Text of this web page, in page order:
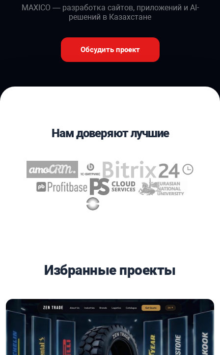
MAXICO — разработка сайтов, приложений и AI-
решений в Казахстане
Обсудить проект
Нам доверяют лучшие
Избранные проекты